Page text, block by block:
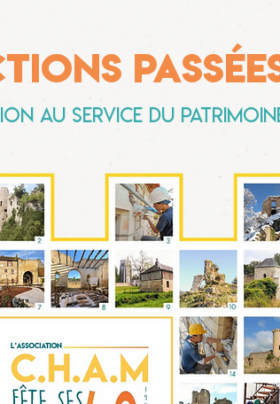
au service du